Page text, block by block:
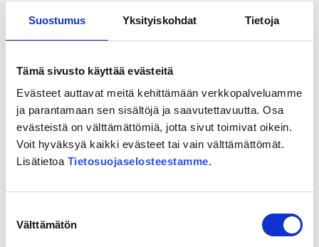
Suostumus Yksityiskohdat Tietoja
Tämä sivusto käyttää evästeitä
Evästeet auttavat meitä kehittämään verkkopalveluamme
ja parantamaan sen sisältöjä ja saavutettavuutta. Osa
evästeistä on välttämättömiä, jotta sivut toimivat oikein.
Voit hyväksyä kaikki evästeet tai vain välttämättömät.
Lisätietoa Tietosuojaselosteestamme.
valinta
Välttämätön
bekanta
med
alternativen
med
3D-
modellen
09.04.2026
Flygfotografering för Östbanan inleds
vid lämpligt väder under veckoslutet
– ett lågt flygande flygplan kan
väcka uppmärksamhet mellan